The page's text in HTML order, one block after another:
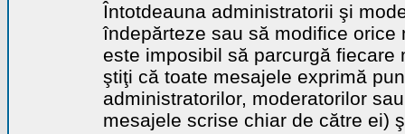
Întotdeauna administratorii şi
îndepărteze sau să modifice
este imposibil să parcurgă
ştiţi că toate mesajele exprimă
administratorilor, moderatorilor
mesajele scrise chiar de către ei)